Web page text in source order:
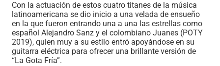
Con la actuación de estos cuatro titanes de la música
latinoamericana se dio inicio a una velada de ensueño
en la que fueron entrando una a una las estrellas como
español Alejandro Sanz y el colombiano Juanes (POTY
2019), quien muy a su estilo entró apoyándose en su
guitarra eléctrica para ofrecer una brillante versión de
“La Gota Fría”.